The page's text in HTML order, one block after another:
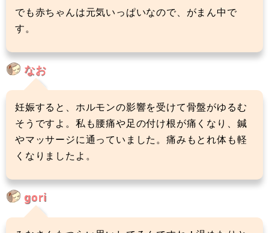
でも赤ちゃんは元気いっぱいなので、がまん中で
す。
なお
妊娠すると、ホルモンの影響を受けて骨盤がゆるむ
そうですよ。私も腰痛や足の付け根が痛くなり、鍼
やマッサージに通っていました。痛みもとれ体も軽
くなりましたよ。
gori